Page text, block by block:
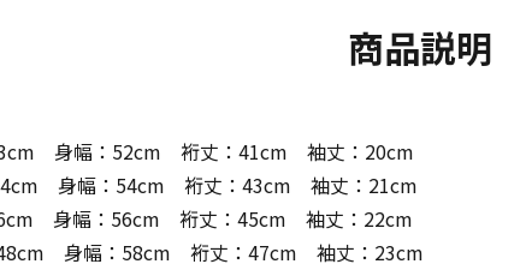
商品説明
身幅：52cm 裄丈：41cm 袖丈：20cm
身幅：54cm 裄丈：43cm 袖丈：21cm
身幅：56cm 裄丈：45cm 袖丈：22cm
身幅：58cm 裄丈：47cm 袖丈：23cm